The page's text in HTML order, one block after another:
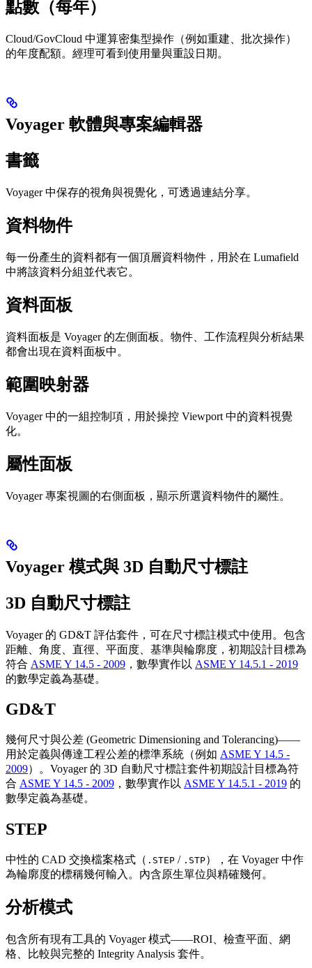
點數（每年）
Cloud/GovCloud 中運算密集型操作（例如重建、批次操作）
的年度配額。經理可看到使用量與重設日期。
Voyager 軟體與專案編輯器
書籤
Voyager 中保存的視角與視覺化，可透過連結分享。
資料物件
每一份產生的資料都有一個頂層資料物件，用於在 Lumafield
中將該資料分組並代表它。
資料面板
資料面板是 Voyager 的左側面板。物件、工作流程與分析結果
都會出現在資料面板中。
範圍映射器
Voyager 中的一組控制項，用於操控 Viewport 中的資料視覺
化。
屬性面板
Voyager 專案視圖的右側面板，顯示所選資料物件的屬性。
Voyager 模式與 3D 自動尺寸標註
3D 自動尺寸標註
Voyager 的 GD&T 評估套件，可在尺寸標註模式中使用。包含
距離、角度、直徑、平面度、基準與輪廓度，初期設計目標為
符合 ASME Y 14.5 - 2009 ，數學實作以 ASME Y 14.5.1 - 2019
的數學定義為基礎。
GD&T
幾何尺寸與公差 (Geometric Dimensioning and Tolerancing)——
用於定義與傳達工程公差的標準系統（例如 ASME Y 14.5 -
2009）。Voyager 的 3D 自動尺寸標註套件初期設計目標為符
合 ASME Y 14.5 - 2009 ，數學實作以 ASME Y 14.5.1 - 2019 的
數學定義為基礎。
STEP
中性的 CAD 交換檔案格式（ .STEP / .STP），在 Voyager 中作
為輪廓度的標稱幾何輸入。內含原生單位與精確幾何。
分析模式
包含所有現有工具的 Voyager 模式——ROI、檢查平面、網
格、比較與完整的 Integrity Analysis 套件。